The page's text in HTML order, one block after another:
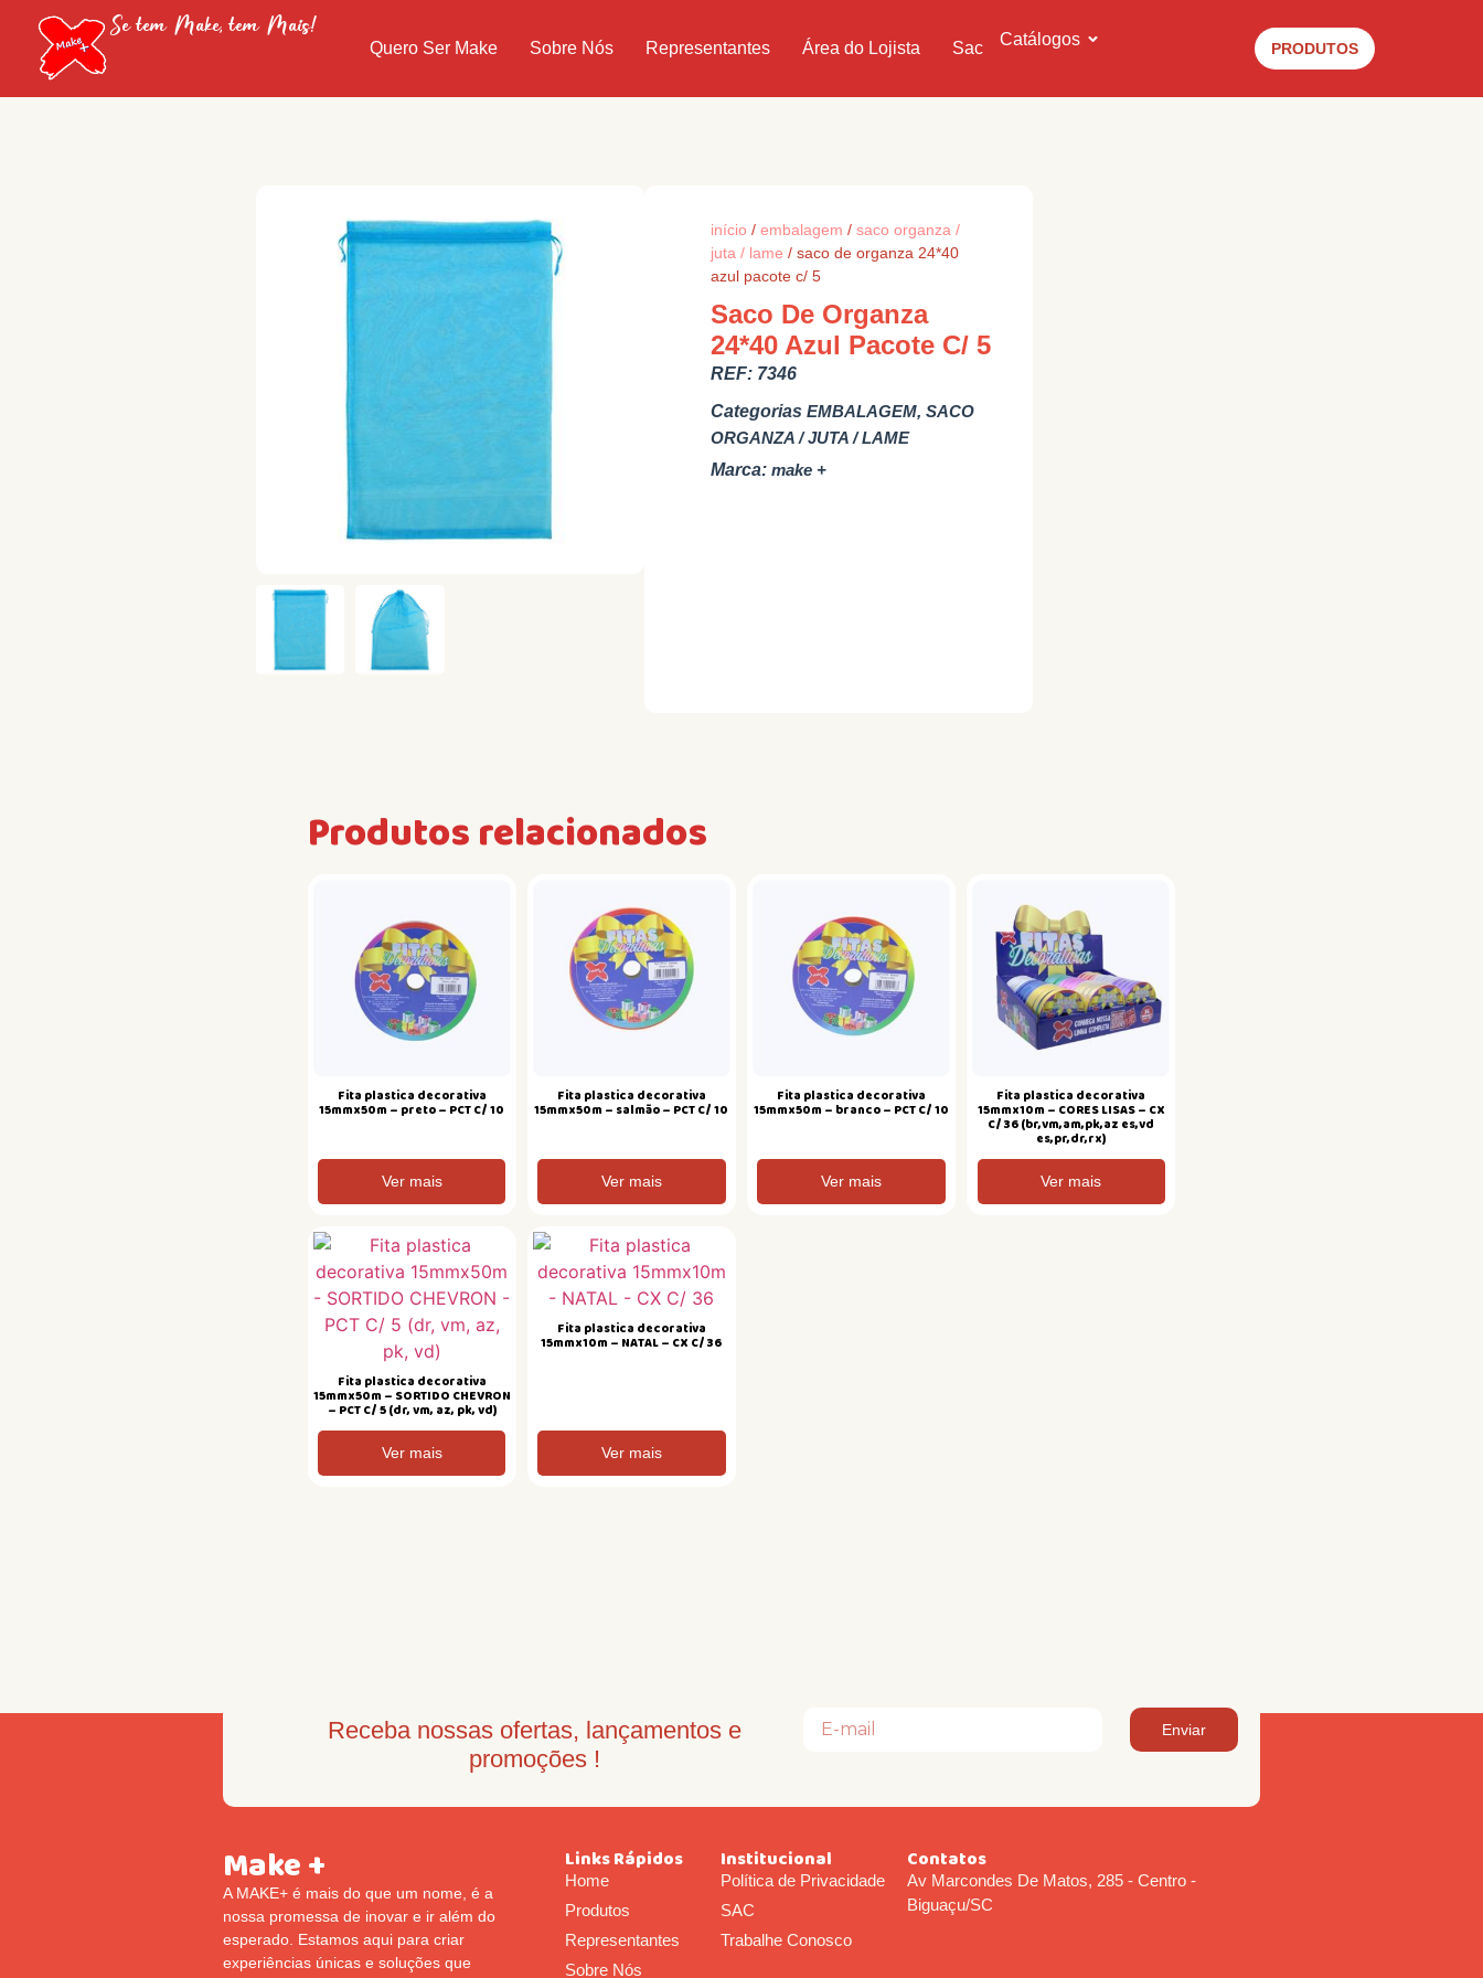
Se tem Make, tem Mais!
Quero Ser Make Sobre Nós Representantes Área do Lojista Sac Catálogos PRODUTOS
início / embalagem / saco organza /
juta / lame / saco de organza 24*40
azul pacote c/ 5
Saco De Organza
24*40 Azul Pacote C/ 5
REF: 7346
Categorias EMBALAGEM, SACO
ORGANZA / JUTA / LAME
Marca: make +
Produtos relacionados
Fita plastica decorativa
15mmx50m – preto – PCT C/ 10
Ver mais
Fita plastica decorativa
15mmx50m – salmão – PCT C/ 10
Ver mais
Fita plastica decorativa
15mmx50m – branco – PCT C/ 10
Ver mais
Fita plastica decorativa
15mmx10m – CORES LISAS – CX
C/ 36 (br,vm,am,pk,az es,vd
es,pr,dr,rx)
Ver mais
Fita plastica decorativa
15mmx50m – SORTIDO CHEVRON
– PCT C/ 5 (dr, vm, az, pk, vd)
Ver mais
Fita plastica decorativa
15mmx10m – NATAL – CX C/ 36
Ver mais
Receba nossas ofertas, lançamentos e
promoções !
Enviar
Make +
A MAKE+ é mais do que um nome, é a
nossa promessa de inovar e ir além do
esperado. Estamos aqui para criar
experiências únicas e soluções que
Links Rápidos
Home
Produtos
Representantes
Sobre Nós
Institucional
Política de Privacidade
SAC
Trabalhe Conosco
Contatos
Av Marcondes De Matos, 285 - Centro -
Biguaçu/SC